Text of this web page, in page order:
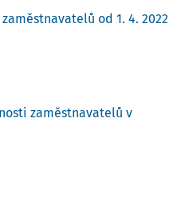
od 1. 4. 2022
zaměstnavatelů v